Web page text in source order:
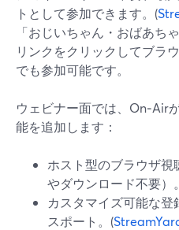
トとして参加できます。(
「おじいちゃん・おばあち
リンクをクリックしてブラ
でも参加可能です。
ウェビナー面では、On‑Air
能を追加します：
ホスト型のブラウザ視
やダウンロード不要）。
カスタマイズ可能な登
スポート。(